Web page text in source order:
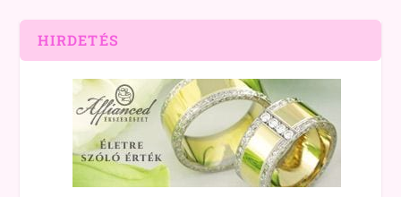
HIRDETÉS